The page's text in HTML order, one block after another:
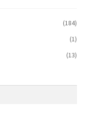
(184)
(1)
(13)